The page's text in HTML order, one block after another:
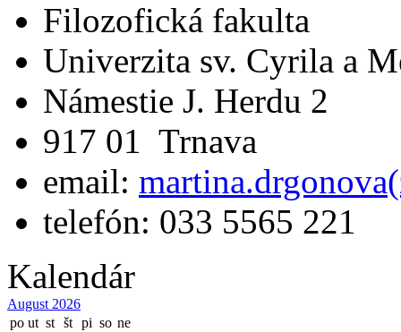
Filozofická fakulta
Univerzita sv. Cyrila a
Námestie J. Herdu 2
917 01 Trnava
email:
telefón: 033 5565 221
Kalendár
August 2026
po ut st št pi so ne